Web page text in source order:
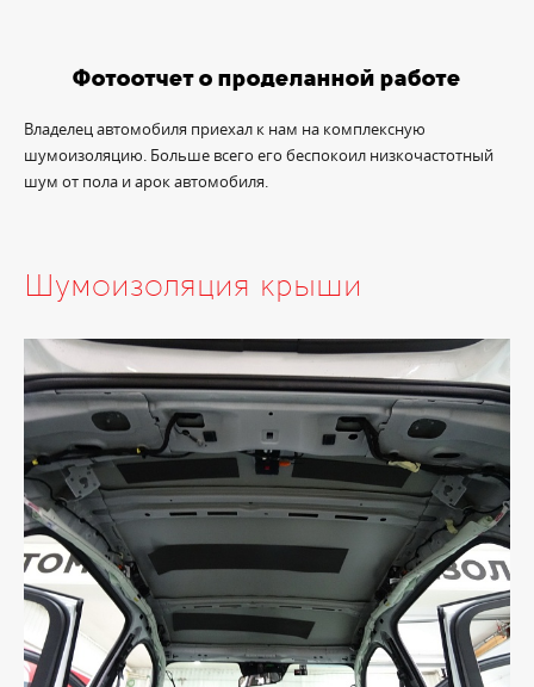
Фотоотчет о проделанной работе
Владелец автомобиля приехал к нам на комплексную
шумоизоляцию. Больше всего его беспокоил низкочастотный
шум от пола и арок автомобиля.
Шумоизоляция крыши